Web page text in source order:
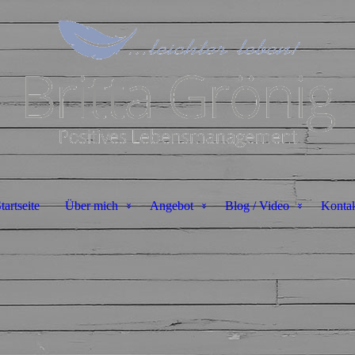
Über mich Angebot Blog / Video